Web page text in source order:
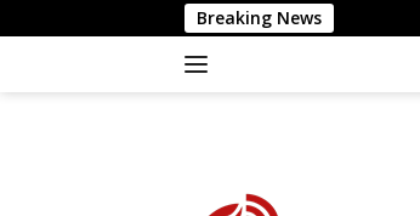
ke
Breaking News